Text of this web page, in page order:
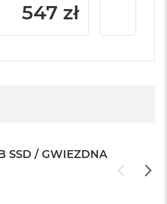
547 zł
SSD / GWIEZDNA